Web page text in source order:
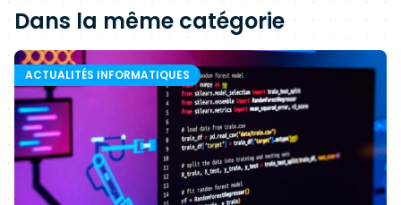
Dans la même catégorie
ACTUALITÉS INFORMATIQUES